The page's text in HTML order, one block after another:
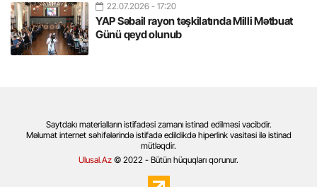
22.07.2026 - 17:20
YAP Səbail rayon təşkilatında Milli Mətbuat
Günü qeyd olunub
Saytdakı materialların istifadəsi zamanı istinad edilməsi vacibdir.
Məlumat internet səhifələrində istifadə edildikdə hiperlink vasitəsi ilə istinad
mütləqdir.
Ulusal.Az © 2022 - Bütün hüquqları qorunur.